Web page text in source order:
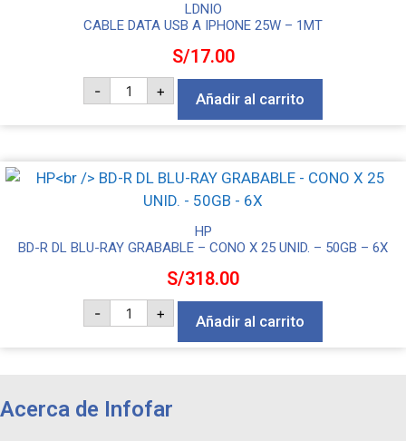
-
LDNIO
CABLE DATA USB A IPHONE 25W – 1MT
S/17.00
- LDNIO
CABLE
USB
IPHONE
25W
+ Añadir al carrito
HP
BD-R DL BLU-RAY GRABABLE – CONO X 25 UNID. – 50GB – 6X
S/318.00
- HP
BD-
DL
GRABABLE
-
+ Añadir al carrito
Acerca de Infofar